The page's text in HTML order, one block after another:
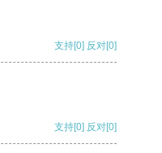
支持[0] 反对[0]
支持[0] 反对[0]